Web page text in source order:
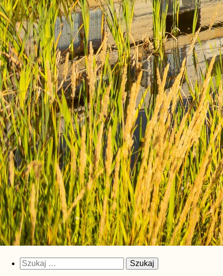
Szukaj: